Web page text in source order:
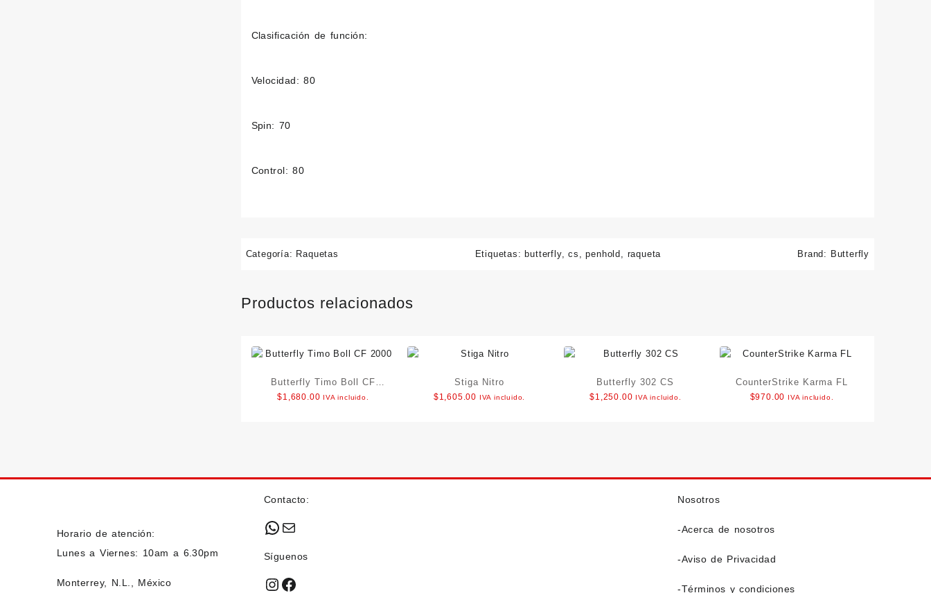
Clasificación de función:
Velocidad: 80
Spin: 70
Control: 80
Categoría: Raquetas Etiquetas:butterfly,cs ,penhold raqueta Brand: Butterfly
Productos relacionados
Butterfly Timo Boll CF
2000
$1,680.00 IVA incluido.
Stiga Nitro
$1,605.00 IVA incluido.
Butterfly 302 CS
$1,250.00 IVA incluido.
CounterStrike Karma FL
$970.00 IVA incluido.
Horario de atención:
Lunes a Viernes: 10am a 6.30pm
Monterrey, N.L., México
Contacto:
WhatsApp
Mail
Síguenos
Instagram
Facebook
Nosotros
-Acerca de nosotros
-Aviso de Privacidad
-Términos y condiciones